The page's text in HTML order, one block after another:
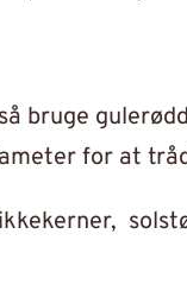
bruge
for at